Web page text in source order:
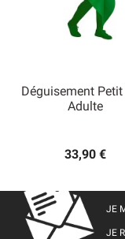
Déguisement
Adulte
33,90 €
JE
JE